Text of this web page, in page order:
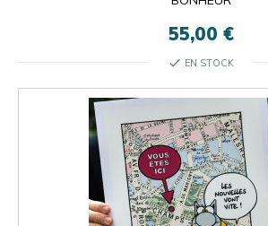
55,00 €
check EN STOCK